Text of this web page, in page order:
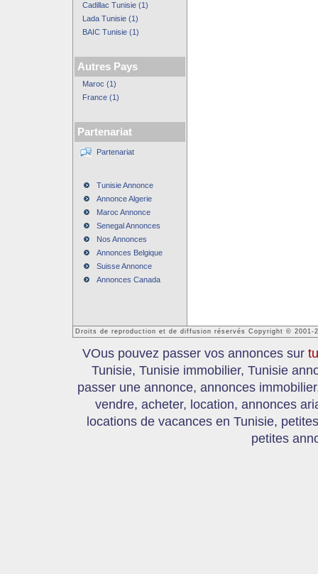
Cadillac Tunisie (1)
Lada Tunisie (1)
BAIC Tunisie (1)
Autres Pays
Maroc (1)
France (1)
Partenariat
Partenariat
Tunisie Annonce
Annonce Algerie
Maroc Annonce
Senegal Annonces
Nos Annonces
Annonces Belgique
Suisse Annonce
Annonces Canada
Droits de reproduction et de diffusion réservés Copyright © 2001-
VOus pouvez passer vos annonces sur
Tunisie, Tunisie immobilier, Tunisie
passer une annonce, annonces
vendre, acheter, location, annonces
locations de vacances en Tunisie,
petites